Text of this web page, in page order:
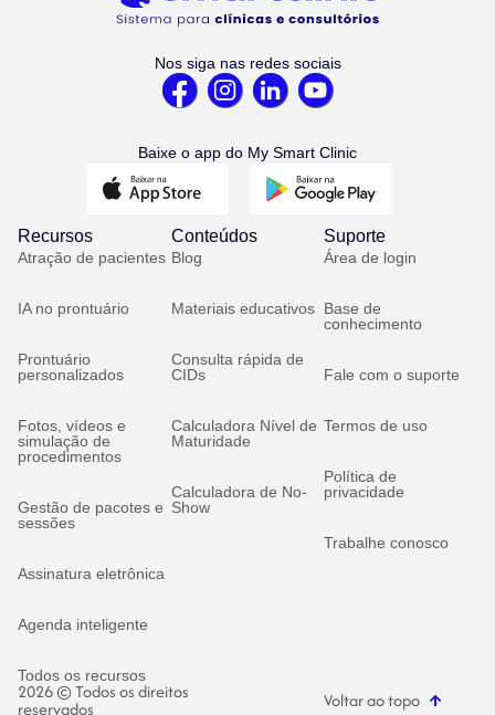
Nos siga nas redes sociais
Baixe o app do My Smart Clinic
Recursos
Atração de pacientes
IA no prontuário
Prontuário
personalizados
Fotos, vídeos e
simulação de
procedimentos
Gestão de pacotes e
sessões
Assinatura eletrônica
Agenda inteligente
Todos os recursos
Conteúdos
Blog
Materiais educativos
Consulta rápida de
CIDs
Calculadora Nível de
Maturidade
Calculadora de No-
Show
Suporte
Área de login
Base de
conhecimento
Fale com o suporte
Termos de uso
Política de
privacidade
Trabalhe conosco
2026 © Todos os direitos
reservados Voltar ao topo